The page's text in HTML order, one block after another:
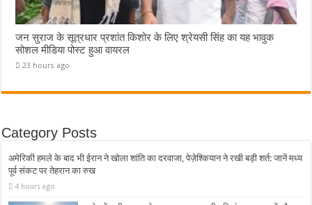
जन सुराज के सूत्रधार प्रशांत किशोर के लिए श्रेयसी सिंह का यह भावुक
सोशल मीडिया पोस्ट हुआ वायरल
23 hours ago
Category Posts
अमेरिकी हमले के बाद भी ईरान ने खोला शांति का दरवाजा, पेज़ेश्कियान ने रखी बड़ी शर्त: जानें मध्य
पूर्व संकट पर तेहरान का रुख
4 hours ago